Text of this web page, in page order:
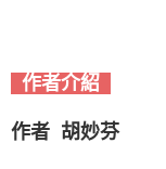
作者介紹
作者 胡妙芬